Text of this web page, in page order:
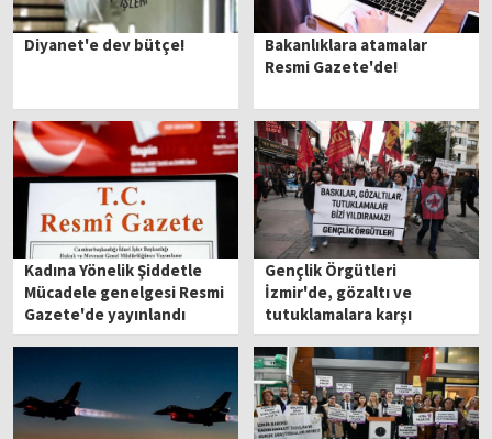
Diyanet'e dev bütçe!
Bakanlıklara atamalar
Resmi Gazete'de!
Kadına Yönelik Şiddetle
Mücadele genelgesi Resmi
Gazete'de yayınlandı
Gençlik Örgütleri
İzmir'de, gözaltı ve
tutuklamalara karşı
yürüdü